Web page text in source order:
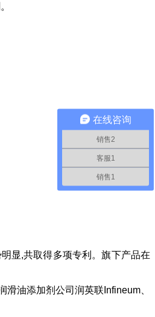
显,共取得多项专利。旗下产品在
油添加剂公司润英联Infineum、
在线咨询
销售2
客服1
销售1